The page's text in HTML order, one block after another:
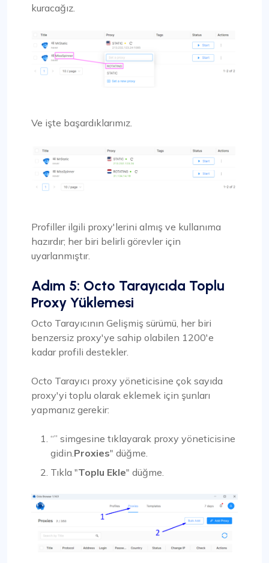
kuracağız.
Ve işte başardıklarımız.
Profiller ilgili proxy'lerini almış ve kullanıma
hazırdır; her biri belirli görevler için
uyarlanmıştır.
Adım 5: Octo Tarayıcıda Toplu
Proxy Yüklemesi
Octo Tarayıcının Gelişmiş sürümü, her biri
benzersiz proxy'ye sahip olabilen 1200'e
kadar profili destekler.
Octo Tarayıcı proxy yöneticisine çok sayıda
proxy'yi toplu olarak eklemek için şunları
yapmanız gerekir:
“” simgesine tıklayarak proxy yöneticisine
gidin. Proxies" düğme.
Tıkla "Toplu Ekle" düğme.